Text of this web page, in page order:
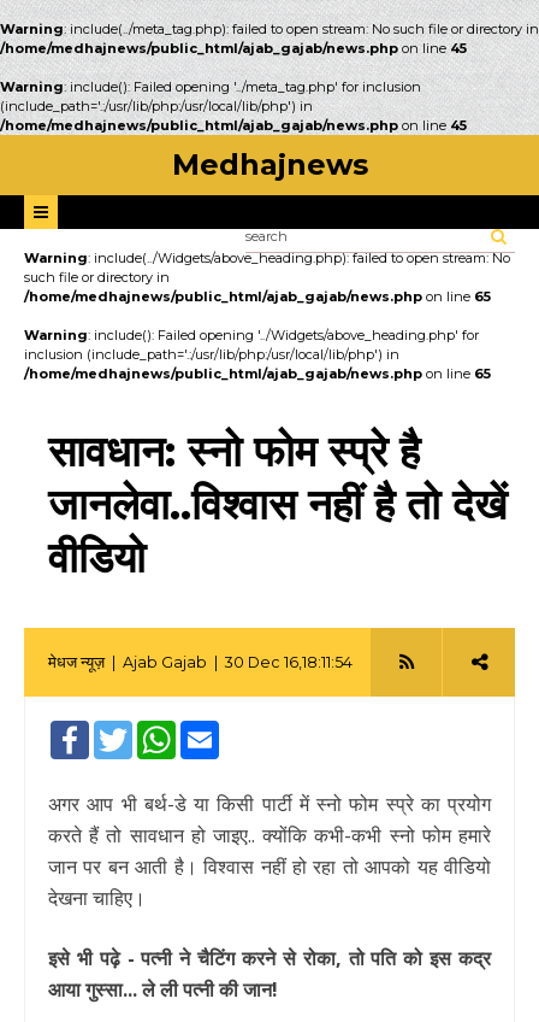
Warning: include(../meta_tag.php): failed to open stream: No such file or directory in
/home/medhajnews/public_html/ajab_gajab/news.php on line45
Warning: include(): Failed opening '../meta_tag.php' for inclusion
(include_path='.:/usr/lib/php:/usr/local/lib/php') in
/home/medhajnews/public_html/ajab_gajab/news.php on line 45
Medhajnews
Warning: include(../Widgets/above_heading.php): failed to open stream: No
such file or directory in
/home/medhajnews/public_html/ajab_gajab/news.php on line 65
Warning: include(): Failed opening '../Widgets/above_heading.php' for
inclusion (include_path='.:/usr/lib/php:/usr/local/lib/php') in
/home/medhajnews/public_html/ajab_gajab/news.php on line 65
सावधान: स्नो फोम स्प्रे है
जानलेवा..विश्वास नहीं है तो देखें
वीडियो
मेधज न्यूज़ | Ajab Gajab | 30 Dec 16,18:11:54
| FacebookTwitter WhatsApp
अगर आप भी बर्थ-डे या किसी पार्टी में स्नो फोम स्प्रे का प्रयोग
करते हैं तो सावधान हो जाइए.. क्योंकि कभी-कभी स्नो फोम हमारे
जान पर बन आती है। विश्वास नहीं हो रहा तो आपको यह वीडियो
देखना चाहिए।
इसे भी पढ़े - पत्नी ने चैटिंग करने से रोका, तो पति को इस कद्र
आया गुस्सा... ले ली पत्नी की जान!